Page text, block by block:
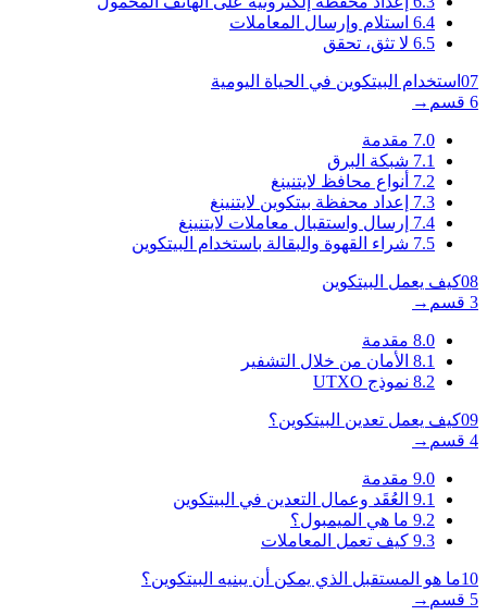
6.4 استلام وإرسال المعاملات
6.5 لا تثق، تحقق
07 استخدام البيتكوين في الحياة اليومية
6 قسم
→
7.0 مقدمة
7.1 شبكة البرق
7.2 أنواع محافظ لايتنينغ
7.3 إعداد محفظة بيتكوين لايتنينغ
7.4 إرسال واستقبال معاملات لايتنينغ
7.5 شراء القهوة والبقالة باستخدام البيتكوين
08كيف يعمل البيتكوين
3 قسم
→
8.0 مقدمة
8.1 الأمان من خلال التشفير
8.2 نموذج UTXO
09كيف يعمل تعدين البيتكوين؟
4 قسم
→
9.0 مقدمة
9.1 العُقَد وعمال التعدين في البيتكوين
9.2 ما هي الميمبول؟
9.3 كيف تعمل المعاملات
10ما هو المستقبل الذي يمكن أن يبنيه البيتكوين؟
5 قسم
→